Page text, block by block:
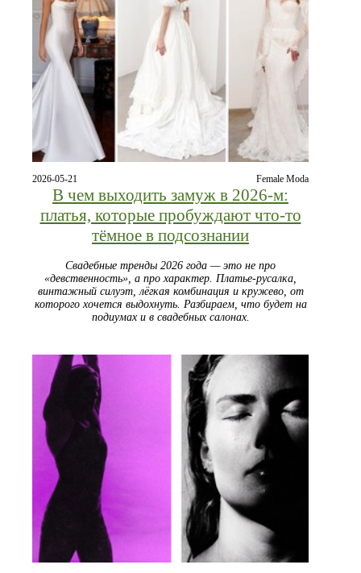
2026-05-21 Female Moda
В чем выходить замуж в 2026-м:
платья, которые пробуждают что-то
тёмное в подсознании
Свадебные тренды 2026 года — это не про
«девственность», а про характер. Платье-русалка,
винтажный силуэт, лёгкая комбинация и кружево, от
которого хочется выдохнуть. Разбираем, что будет на
подиумах и в свадебных салонах.